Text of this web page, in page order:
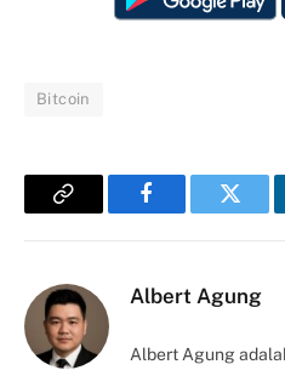
Bitcoin
Copy
Facebook
Albert Agung
Albert Agung